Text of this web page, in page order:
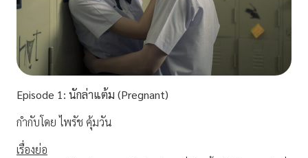
Episode 1: นักล่าแต้ม (Pregnant)
กำกับโดย ไพรัช คุ้มวัน
เรื่องย่อ